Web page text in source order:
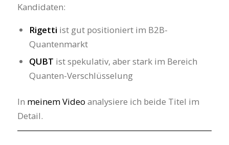
Kandidaten:
Rigetti ist gut positioniert im B2B-
Quantenmarkt
QUBT ist spekulativ, aber stark im Bereich
Quanten-Verschlüsselung
In meinem Video analysiere ich beide Titel im
Detail.